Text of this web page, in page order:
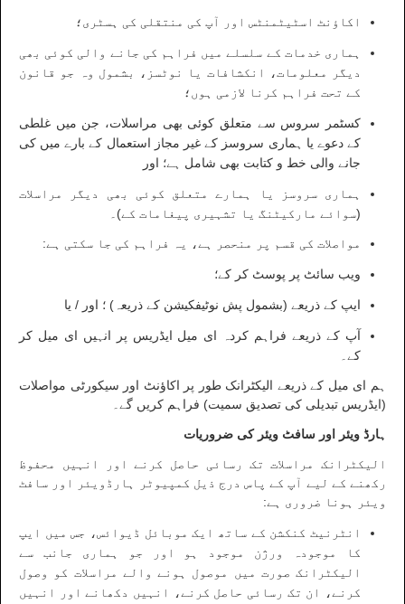
اکاؤنٹ اسٹیٹمنٹس اور آپ کی منتقلی کی ہسٹری؛
ہماری خدمات کے سلسلے میں فراہم کی جانے والی کوئی بھی
دیگر معلومات، انکشافات یا نوٹسز، بشمول وہ جو قانون
کے تحت فراہم کرنا لازمی ہوں؛
کسٹمر سروس سے متعلق کوئی بھی مراسلات، جن میں غلطی
کے دعوے یا ہماری سروسز کے غیر مجاز استعمال کے بارے میں کی
جانے والی خط و کتابت بھی شامل ہے؛ اور
ہماری سروسز یا ہمارے متعلق کوئی بھی دیگر مراسلات
(سوائے مارکیٹنگ یا تشہیری پیغامات کے)۔
مواصلات کی قسم پر منحصر ہے، یہ فراہم کی جا سکتی ہے:
ویب سائٹ پر پوسٹ کر کے؛
ایپ کے ذریعے (بشمول پش نوٹیفکیشن کے ذریعہ) ؛ اور / یا
آپ کے ذریعے فراہم کردہ ای میل ایڈریس پر انہیں ای میل کر
کے۔
ہم ای میل کے ذریعے الیکٹرانک طور پر اکاؤنٹ اور سیکورٹی مواصلات
(ایڈریس تبدیلی کی تصدیق سمیت) فراہم کریں گے۔
ہارڈ ویئر اور سافٹ ویئر کی ضروریات
الیکٹرانک مراسلات تک رسائی حاصل کرنے اور انہیں محفوظ
رکھنے کے لیے آپ کے پاس درج ذیل کمپیوٹر ہارڈویئر اور سافٹ
ویئر ہونا ضروری ہے:
انٹرنیٹ کنکشن کے ساتھ ایک موبائل ڈیوائس، جس میں ایپ
کا موجودہ ورژن موجود ہو اور جو ہماری جانب سے
الیکٹرانک صورت میں موصول ہونے والے مراسلات کو وصول
کرنے، ان تک رسائی حاصل کرنے، انہیں دکھانے اور انہیں